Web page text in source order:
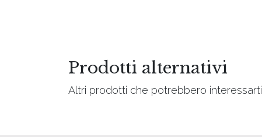
Prodotti alternativi
Altri prodotti che potrebbero interessarti